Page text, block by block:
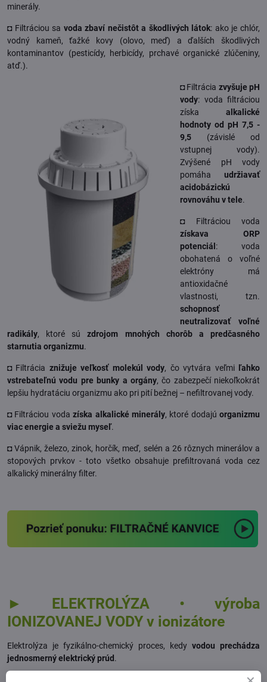
minerály.
◘ Filtráciou sa voda zbaví nečistôt a škodlivých látok: ako je chlór,
vodný kameň, ťažké kovy (olovo, meď) a ďalších škodlivých
kontaminantov (pesticídy, herbicídy, prchavé organické zlúčeniny,
atď.).
◘ Filtrácia zvyšuje pH
vody: voda filtráciou
získa alkalické
hodnoty od pH 7,5 -
9,5 (závislé od
vstupnej vody).
Zvýšené pH vody
pomáha udržiavať
acidobázickú
rovnováhu v tele.
◘ Filtráciou voda
získava ORP
potenciál : voda
obohatená o voľné
elektróny má
antioxidačné
vlastnosti, tzn.
schopnosť
neutralizovať voľné
radikály, ktoré súzdrojom mnohých chorôb a predčasného
starnutia organizmu.
◘ Filtrácia znižuje veľkosť molekúl vody, čo vytvára veľmi ľahko
vstrebateľnú vodu pre bunky a orgány, čo zabezpečí niekoľkokrát
lepšiu hydratáciu organizmu ako pri pití bežnej – nefiltrovanej vody.
◘ Filtráciou vodazíska alkalické minerály, ktoré dodajú organizmu
viac energie a sviežu myseľ.
◘ Vápnik, železo, zinok, horčík, meď, selén a 26 rôznych minerálov a
stopových prvkov - toto všetko obsahuje prefiltrovaná voda cez
alkalický minerálny filter.
► ELEKTROLÝZA • výroba
IONIZOVANEJ VODY v ionizátore
Elektrolýza je fyzikálno-chemický proces, kedy vodou prechádza
jednosmerný elektrický prúd .
, ktoré sú